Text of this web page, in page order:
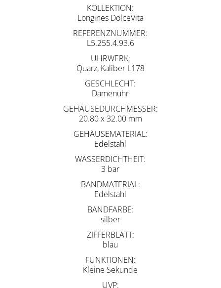
KOLLEKTION
Longines DolceVita
REFERENZNUMMER
L5.255.4.93.6
UHRWERK
Quarz, Kaliber L178
GESCHLECHT
Damenuhr
GEHÄUSEDURCHMESSER
20.80 x 32.00 mm
GEHÄUSEMATERIAL
Edelstahl
WASSERDICHTHEIT
3 bar
BANDMATERIAL
Edelstahl
BANDFARBE
silber
ZIFFERBLATT
blau
FUNKTIONEN
Kleine Sekunde
UVP